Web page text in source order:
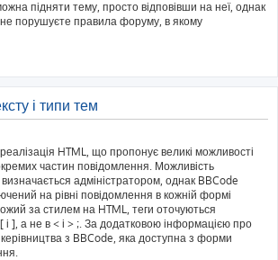
підняти тему, просто відповівши на неї, однак
порушуєте правила форуму, в якому
і типи тем
HTML, що пропонує великі можливості
частин повідомлення. Можливість
адміністратором, однак BBCode
на рівні повідомлення в кожній формі
за стилем на HTML, теги оточуються
], а не в < і > ;. За додатковою інформацією про
з BBCode, яка доступна з форми